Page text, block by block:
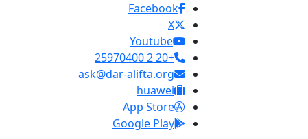
Facebook
X
Youtube
+20 2 25970400
ask@dar-alifta.org
huawei
App Store
Google Play